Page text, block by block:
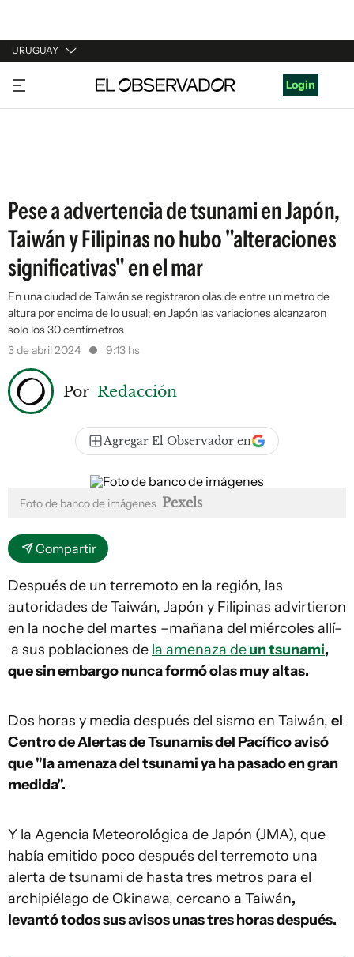
URUGUAY
URUGUAY
ARGENTINA
Login
Pese a advertencia de tsunami en Japón,
Taiwán y Filipinas no hubo "alteraciones
significativas" en el mar
En una ciudad de Taiwán se registraron olas de entre un metro de
altura por encima de lo usual; en Japón las variaciones alcanzaron
solo los 30 centímetros
3 de abril 2024
9:13 hs
Por Redacción
Agregar El Observador en
Foto de banco de imágenes Pexels
Compartir
Después de un terremoto en la región, las
autoridades de Taiwán, Japón y Filipinas advirtieron
en la noche del martes –mañana del miércoles allí–
a sus poblaciones de la amenaza deun tsunami,
que sin embargo nunca formó olas muy altas.
Dos horas y media después del sismo en Taiwán, el
Centro de Alertas de Tsunamis del Pacífico avisó
que "la amenaza del tsunami ya ha pasado en gran
medida".
Y la Agencia Meteorológica de Japón (JMA), que
había emitido poco después del terremoto una
alerta de tsunami de hasta tres metros para el
archipiélago de Okinawa, cercano a Taiwán,
levantó todos sus avisos unas tres horas después.